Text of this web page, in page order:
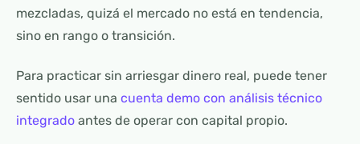
mezcladas, quizá el mercado no está en tendencia,
sino en rango o transición.
Para practicar sin arriesgar dinero real, puede tener
sentido usar una cuenta demo con análisis técnico
integrado antes de operar con capital propio.